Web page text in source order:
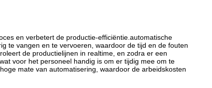
en verbetert de productie-efficiëntie.automatische
te vangen en te vervoeren, waardoor de tijd en de fouten
de productielijnen in realtime, en zodra er een
voor het personeel handig is om er tijdig mee om te
mate van automatisering, waardoor de arbeidskosten